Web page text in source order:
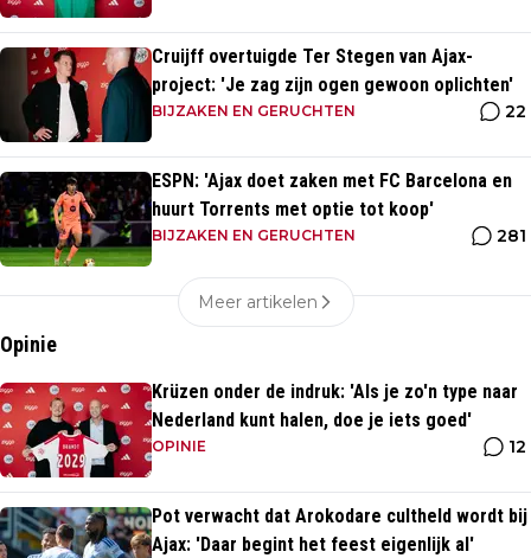
Cruijff overtuigde Ter Stegen van Ajax-
project: 'Je zag zijn ogen gewoon oplichten'
BIJZAKEN EN GERUCHTEN 22
ESPN: 'Ajax doet zaken met FC Barcelona en
huurt Torrents met optie tot koop'
BIJZAKEN EN GERUCHTEN 281
Meer artikelen
Opinie
Krüzen onder de indruk: 'Als je zo'n type naar
Nederland kunt halen, doe je iets goed'
OPINIE 12
Pot verwacht dat Arokodare cultheld wordt bij
Ajax: 'Daar begint het feest eigenlijk al'